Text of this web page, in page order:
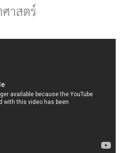
v
าสตร์